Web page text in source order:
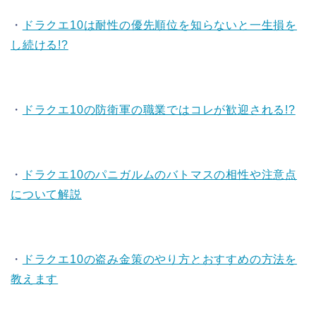
・
ドラクエ10は耐性の優先順位を知らないと一生損を
し続ける!?
・ ドラクエ10の防衛軍の職業ではコレが歓迎される!?
・
ドラクエ10のパニガルムのバトマスの相性や注意点
について解説
・
ドラクエ10の盗み金策のやり方とおすすめの方法を
教えます